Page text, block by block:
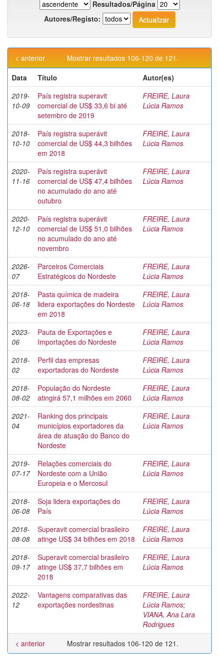
Resultados/Página
Autores/Registo:
Mostrar resultados 106-120 de 121.
< anterior
Data
Título
Autor(es)
2019-
10-09
País registra superavit
comercial de US$ 33,6 bi até
setembro de 2019
FREIRE, Laura
Lúcia Ramos
2018-
10-10
País registra superávit
comercial de US$ 44,3 bilhões
em 2018
FREIRE, Laura
Lúcia Ramos
2020-
11-16
País registra superávit
comercial de US$ 47,4 bilhões
no acumulado do ano até
outubro
FREIRE, Laura
Lúcia Ramos
2020-
12-10
País registra superávit
comercial de US$ 51,0 bilhões
no acumulado do ano até
novembro
FREIRE, Laura
Lúcia Ramos
2026-
07
Parceiros Comerciais
Estratégicos do Nordeste
FREIRE, Laura
Lúcia Ramos
2018-
06-18
Pasta química de madeira
lidera exportações do Nordeste
em 2018
FREIRE, Laura
Lúcia Ramos
2023-
06
Pauta de Exportações e
Importações do Nordeste
FREIRE, Laura
Lúcia Ramos
2018-
02
Perfil das empresas
exportadoras do Nordeste
FREIRE, Laura
Lúcia Ramos
2018-
08-02
População do Nordeste
atingirá 57,1 milhões em 2060
FREIRE, Laura
Lúcia Ramos
2021-
04
Ranking dos principais
municípios exportadores da
área de atuação do Banco do
Nordeste
FREIRE, Laura
Lúcia Ramos
2019-
07-17
Relações comerciais do
Nordeste com a União
Europeia e o Mercosul
FREIRE, Laura
Lúcia Ramos
2018-
06-08
Soja lidera exportações do
País
FREIRE, Laura
Lúcia Ramos
2018-
08-08
Superavit comercial brasileiro
atinge US$ 34 bilhões em 2018
FREIRE, Laura
Lúcia Ramos
2018-
09-17
Superavit comercial brasileiro
atinge US$ 37,7 bilhões em
2018
FREIRE, Laura
Lúcia Ramos
2022-
12
Vantagens comparativas das
exportações nordestinas
FREIRE, Laura
Lúcia Ramos;
VIANA, Ana Lara
Rodrigues
Mostrar resultados 106-120 de 121.
< anterior